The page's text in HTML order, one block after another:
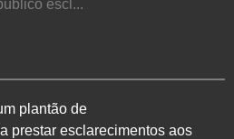
escl...
plantão de
prestar esclarecimentos aos